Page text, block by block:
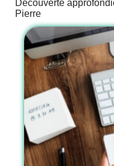
Découverte
Pierre